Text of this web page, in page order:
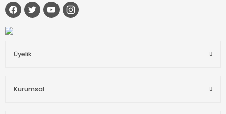
Üyelik
Kurumsal